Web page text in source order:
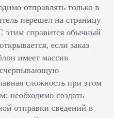
отправлять только в
перешел на страницу
этим справится обычный
если заказ
имеет массив
сложность при этом
необходимо создать
отправки сведений в